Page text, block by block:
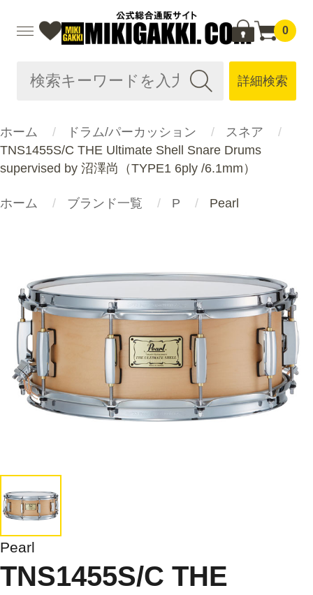
0
詳細検索
ホーム ドラム/パーカッション
スネア
TNS1455S/C THE Ultimate Shell Snare Drums
supervised by 沼澤尚（TYPE1 6ply /6.1mm）
ホーム ブランド一覧 P Pearl
Pearl
TNS1455S/C THE